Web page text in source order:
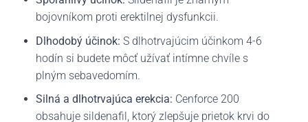
bojovníkom proti erektilnej dysfunkcii.
Dlhodobý účinok: S dlhotrvajúcim účinkom 4-6
hodín si budete môcť užívať intímne chvíle s
plným sebavedomím.
Silná a dlhotrvajúca erekcia: Cenforce 200
obsahuje sildenafil, ktorý zlepšuje prietok krvi do